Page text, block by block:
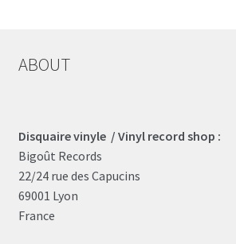
ABOUT
Disquaire vinyle / Vinyl record shop :
Bigoût Records
22/24 rue des Capucins
69001 Lyon
France